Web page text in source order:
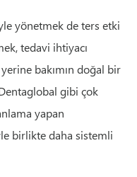
yönetmek de ters etki
tedavi ihtiyacı
bakımın doğal bir
gibi çok
yapan
birlikte daha sistemli